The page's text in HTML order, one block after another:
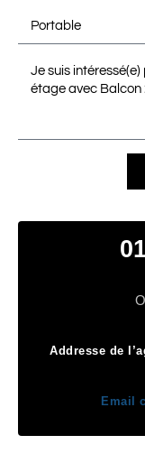
Addresse de
Email